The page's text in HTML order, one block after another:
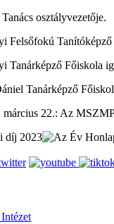
osztályvezetője.
Felsőfokú Tanítóképző
Tanárképző Főiskola
Tanárképző
március 22.: Az